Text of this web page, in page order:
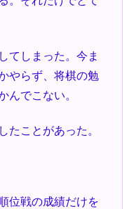
てしまった。今ま
やらず、将棋の勉
んでこない。
ことがあった。
位戦の成績だけを